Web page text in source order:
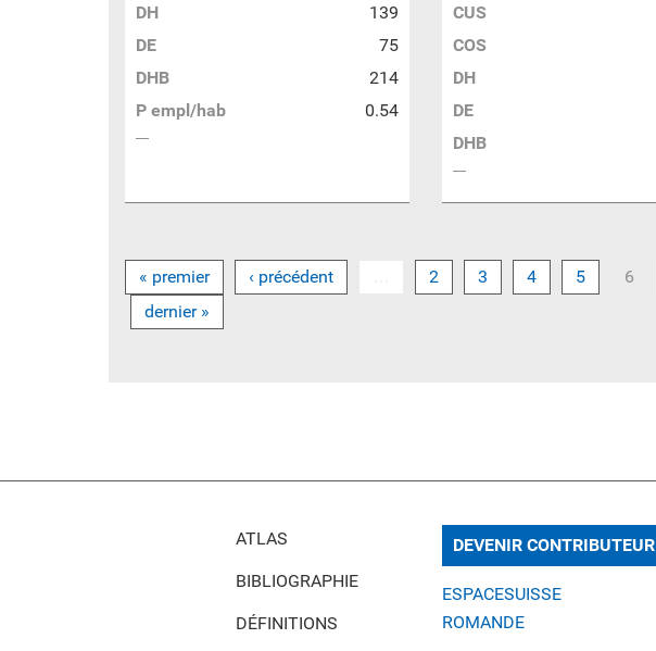
DH
139
DE
75
DHB
214
P empl/hab
0.54
CUS
COS
DH
DE
DHB
« premier ‹ précédent 2 3 4 5 6
dernier »
ATLAS
BIBLIOGRAPHIE
DÉFINITIONS
DEVENIR CONTRIBUTEUR
ESPACESUISSE
ROMANDE